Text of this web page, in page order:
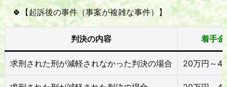
🍀【起訴後の事件（事案が複雑な事件）】
判決の内容 着手金
求刑された刑が減軽されなかった判決の場合 20万円～